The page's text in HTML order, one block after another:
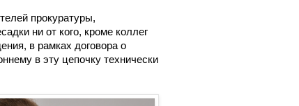
прокуратуры,
ни от кого, кроме коллег
в рамках договора о
в эту цепочку технически